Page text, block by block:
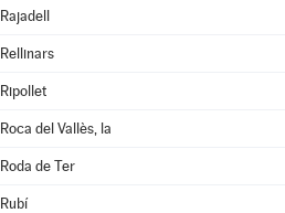
Rajadell
Rellinars
Ripollet
Roca del Vallès, la
Roda de Ter
Rubí